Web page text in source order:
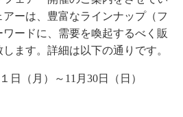
ーは、豊富なラインナップ（フ
ードに、需要を喚起するべく販
ます。詳細は以下の通りです。
日（月）～11月30日（日）